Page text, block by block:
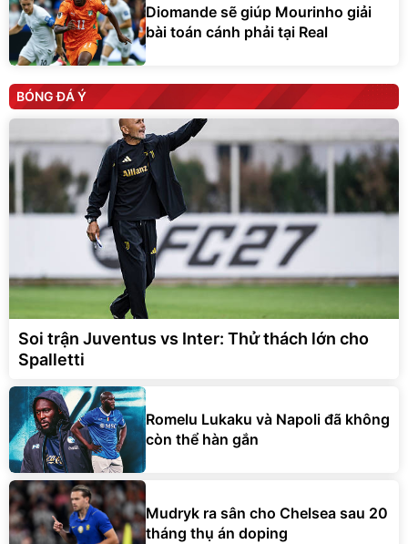
Diomande sẽ giúp Mourinho giải
bài toán cánh phải tại Real
BÓNG ĐÁ Ý
Soi trận Juventus vs Inter: Thử thách lớn cho
Spalletti
Romelu Lukaku và Napoli đã không
còn thể hàn gắn
Mudryk ra sân cho Chelsea sau 20
tháng thụ án doping